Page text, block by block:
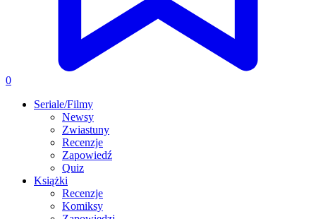
0
Seriale/Filmy
Newsy
Zwiastuny
Recenzje
Zapowiedź
Quiz
Książki
Recenzje
Komiksy